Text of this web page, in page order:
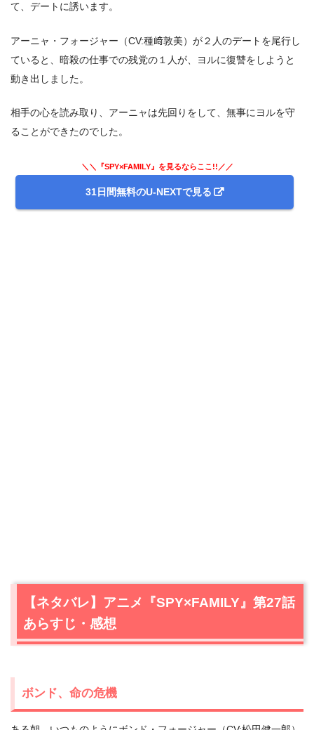
て、デートに誘います。
アーニャ・フォージャー（CV:種﨑敦美）が２人のデートを尾行し
ていると、暗殺の仕事での残党の１人が、ヨルに復讐をしようと
動き出しました。
相手の心を読み取り、アーニャは先回りをして、無事にヨルを守
ることができたのでした。
＼＼『SPY×FAMILY』を見るならここ!!／／
31日間無料のU-NEXTで見る
【ネタバレ】アニメ『SPY×FAMILY』第27話
あらすじ・感想
ボンド、命の危機